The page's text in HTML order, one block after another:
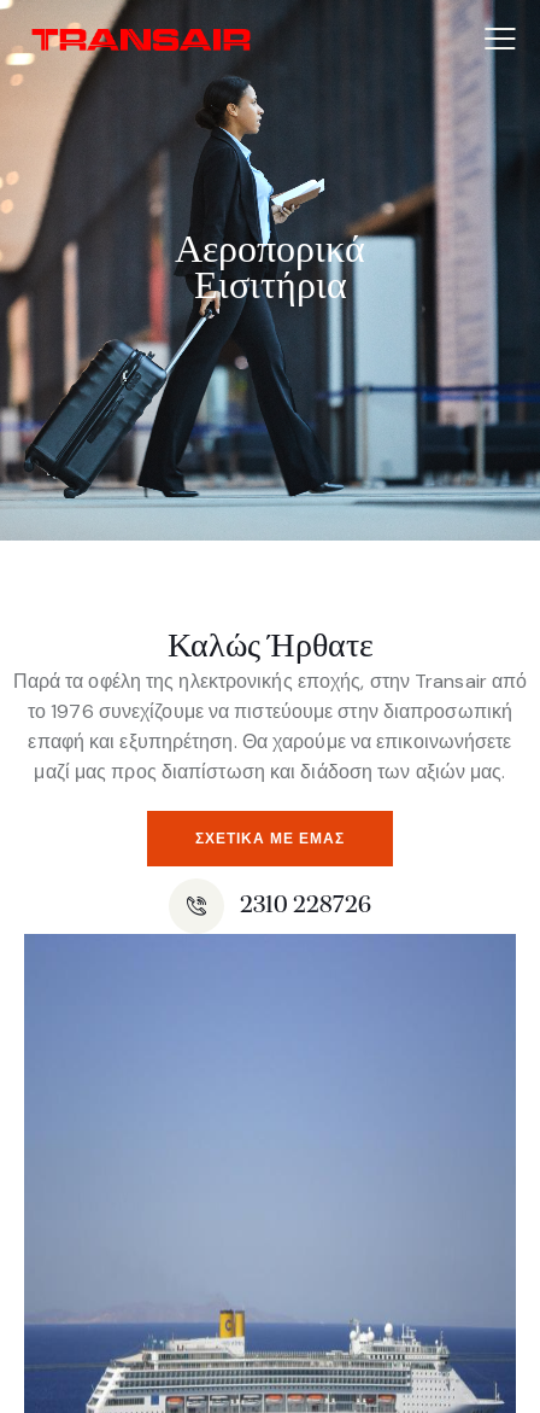
Αεροπορικά
Εισιτήρια
Καλώς Ήρθατε
Παρά τα οφέλη της ηλεκτρονικής εποχής, στην Transair από
το 1976 συνεχίζουμε να πιστεύουμε στην διαπροσωπική
επαφή και εξυπηρέτηση. Θα χαρούμε να επικοινωνήσετε
μαζί μας προς διαπίστωση και διάδοση των αξιών μας.
ΣΧΕΤΙΚΆ ΜΕ ΕΜΆΣ
2310 228726